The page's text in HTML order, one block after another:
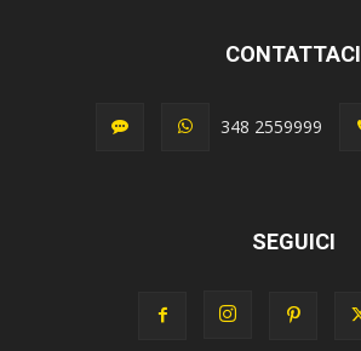
CONTATTACI
348 2559999
SEGUICI